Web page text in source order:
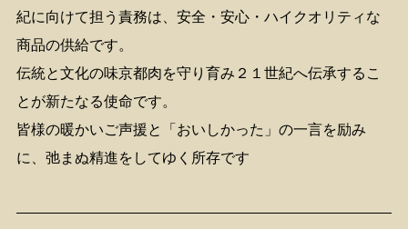
紀に向けて担う責務は、安全・安心・ハイクオリティな
商品の供給です。
伝統と文化の味京都肉を守り育み２１世紀へ伝承するこ
とが新たなる使命です。
皆様の暖かいご声援と「おいしかった」の一言を励み
に、弛まぬ精進をしてゆく所存です